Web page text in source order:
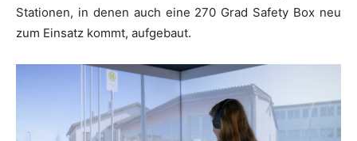
Stationen, in denen auch eine 270 Grad Safety Box neu
zum Einsatz kommt, aufgebaut.